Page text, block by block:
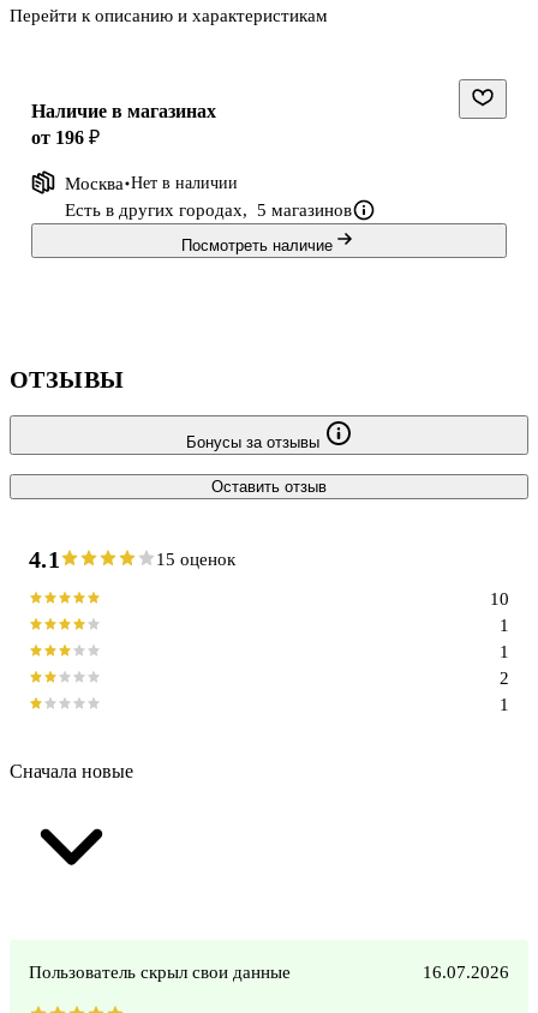
собирает следы. Удобный формат A5 легко помещается в
Перейти к описанию и характеристикам
Наличие в магазинах
от 196 ₽
Москва Нет в наличии
Есть в других городах, 5 магазинов
Посмотреть наличие
ОТЗЫВЫ
Бонусы за отзывы
Оставить отзыв
4.1 15 оценок
1
2
1
1
10
Сначала новые
Пользователь скрыл свои данные 16.07.2026